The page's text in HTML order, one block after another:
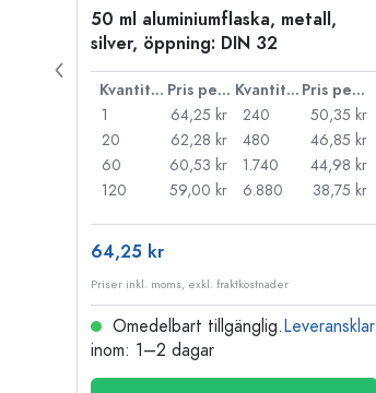
50 ml aluminiumflaska, metall,
silver, öppning: DIN 32
Kvantitet Pris per styck Kvantitet
Pris per styck
1
64,25 kr
20
62,28 kr
60
60,53 kr
120
59,00 kr
240
50,35 kr
480
46,85 kr
1.740
44,98 kr
6.880
38,75 kr
64,25 kr
Priser inkl. moms, exkl. fraktkostnader
Omedelbart tillgänglig.Leveransklar
inom: 1–2 dagar